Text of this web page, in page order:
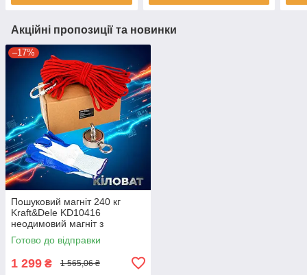
Акційні пропозиції та новинки
–17%
Пошуковий магніт 240 кг
Kraft&Dele KD10416
неодимовий магніт з
аксесуарами магніт для
пошуку металів на глибині
Готово до відправки
1 299 ₴ 1 565,06 ₴